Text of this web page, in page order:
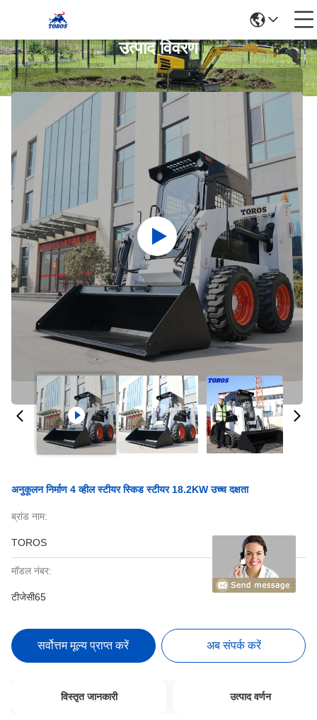
उत्पाद विवरण
अनुकूलन निर्माण 4 व्हील स्टीयर स्किड स्टीयर 18.2KW उच्च दक्षता
ब्रांड नाम:
TOROS
मॉडल नंबर:
टीजेसी65
सर्वोत्तम मूल्य प्राप्त करें अब संपर्क करें
विस्तृत जानकारी उत्पाद वर्णन